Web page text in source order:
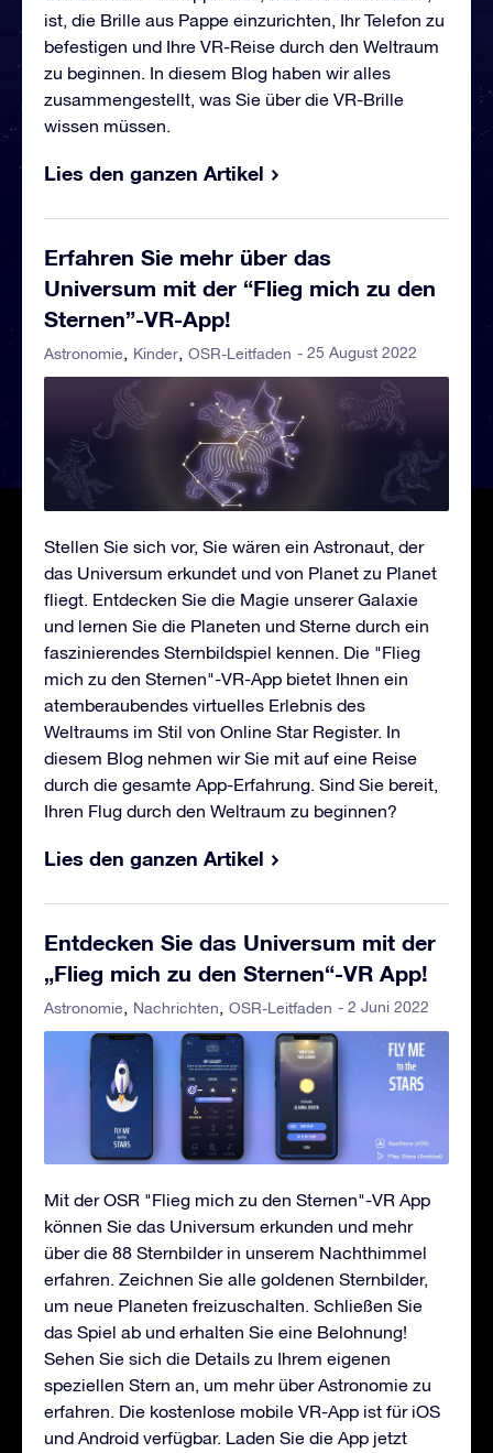
ist, die Brille aus Pappe einzurichten, Ihr Telefon zu
befestigen und Ihre VR-Reise durch den Weltraum
zu beginnen. In diesem Blog haben wir alles
zusammengestellt, was Sie über die VR-Brille
wissen müssen.
Lies den ganzen Artikel
Erfahren Sie mehr über das
Universum mit der “Flieg mich zu den
Sternen”-VR-App!
Astronomie Kinder OSR-Leitfaden - 25 August 2022
Stellen Sie sich vor, Sie wären ein Astronaut, der
das Universum erkundet und von Planet zu Planet
fliegt. Entdecken Sie die Magie unserer Galaxie
und lernen Sie die Planeten und Sterne durch ein
faszinierendes Sternbildspiel kennen. Die "Flieg
mich zu den Sternen"-VR-App bietet Ihnen ein
atemberaubendes virtuelles Erlebnis des
Weltraums im Stil von Online Star Register. In
diesem Blog nehmen wir Sie mit auf eine Reise
durch die gesamte App-Erfahrung. Sind Sie bereit,
Ihren Flug durch den Weltraum zu beginnen?
Lies den ganzen Artikel
Entdecken Sie das Universum mit der
„Flieg mich zu den Sternen“-VR App!
Astronomie Nachrichten OSR-Leitfaden - 2 Juni 2022
Mit der OSR "Flieg mich zu den Sternen"-VR App
können Sie das Universum erkunden und mehr
über die 88 Sternbilder in unserem Nachthimmel
erfahren. Zeichnen Sie alle goldenen Sternbilder,
um neue Planeten freizuschalten. Schließen Sie
das Spiel ab und erhalten Sie eine Belohnung!
Sehen Sie sich die Details zu Ihrem eigenen
speziellen Stern an, um mehr über Astronomie zu
erfahren. Die kostenlose mobile VR-App ist für iOS
und Android verfügbar. Laden Sie die App jetzt